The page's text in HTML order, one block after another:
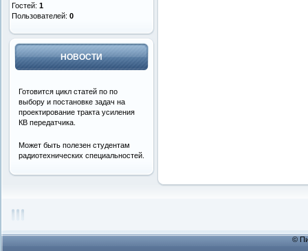
Гостей: 1
Пользователей: 0
НОВОСТИ
Готовится цикл статей по по
выбору и постановке задач на
проектирование тракта усиления
КВ передатчика.
Может быть полезен студентам
радиотехнических специальностей.
©